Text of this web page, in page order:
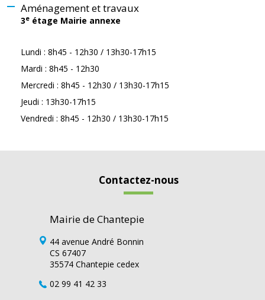
Aménagement et travaux
3e étage Mairie annexe
Lundi : 8h45 - 12h30 / 13h30-17h15
Mardi : 8h45 - 12h30
Mercredi : 8h45 - 12h30 / 13h30-17h15
Jeudi : 13h30-17h15
Vendredi : 8h45 - 12h30 / 13h30-17h15
Contactez-nous
Mairie de Chantepie
44 avenue André Bonnin
CS 67407
35574 Chantepie cedex
02 99 41 42 33